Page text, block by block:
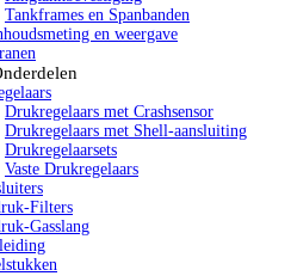
Tankframes en Spanbanden
en weergave
Drukregelaars met Crashsensor
Drukregelaars met Shell-aansluiting
Drukregelaarsets
Vaste Drukregelaars
Filters
Gasslang